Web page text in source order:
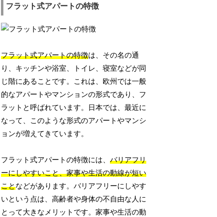
フラット式アパートの特徴
フラット式アパートの特徴は、その名の通
り、キッチンや浴室、トイレ、寝室などが同
じ階にあることです。これは、欧州では一般
的なアパートやマンションの形式であり、フ
ラットと呼ばれています。日本では、最近に
なって、このような形式のアパートやマンシ
ョンが増えてきています。
フラット式アパートの特徴には、バリアフリ
ーにしやすいこと、家事や生活の動線が短い
ことなどがあります。バリアフリーにしやす
いという点は、高齢者や身体の不自由な人に
とって大きなメリットです。家事や生活の動